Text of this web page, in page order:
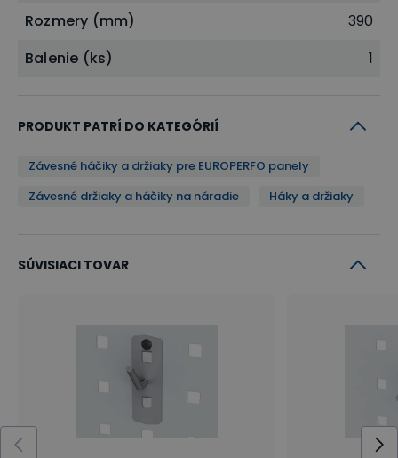
Rozmery (mm)
390
Balenie (ks)
1
PRODUKT PATRÍ DO KATEGÓRIÍ
Závesné háčiky a držiaky pre EUROPERFO panely
Závesné držiaky a háčiky na náradie
Háky a držiaky
SÚVISIACI TOVAR